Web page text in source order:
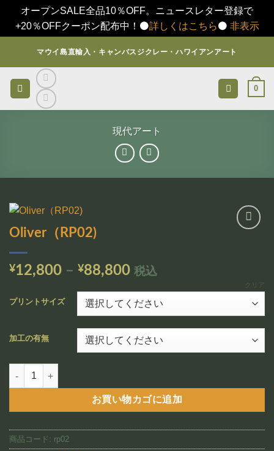
オープンSALE全品10％OFF。ニュースレター登録で
+20％OFFクーポン配布中！⚫️詳しくはこちら⚫️ 非表示
マウイ島直輸入・キャンバスジクレー・ハワイアンアート
0
現代アート
Oliver（RP02)
¥12,800 – ¥88,800価
帯:
¥12,800
–
¥88,800
税込
プリントサイズ
加工の有無
クリア
Oliver（RP02)個
お買い物カゴに追加
商品コード: rp02